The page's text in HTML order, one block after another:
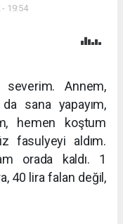
- 19:54
Annem,
sana yapayım,
hemen koştum
fasulyeyi aldım.
orada kaldı. 1
40 lira falan değil,